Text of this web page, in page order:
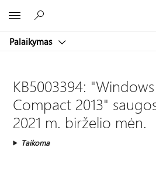
Palaikymas
KB5003394:
Compact 2013"
2021 m. birželio mėn.
Taikoma